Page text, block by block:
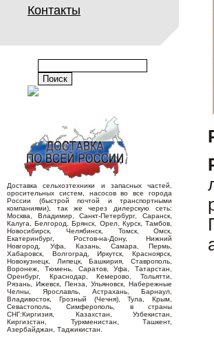
Контакты
Доставка сельхозтехники и запасных частей,
оросительных систем, насосов во все города
России (быстрой почтой и транспортными
компаниями), так же через дилерскую сеть:
Москва, Владимир, Санкт-Петербург, Саранск,
Калуга, Белгород, Брянск, Орел, Курск, Тамбов,
Новосибирск, Челябинск, Томск, Омск,
Екатеринбург, Ростов-на-Дону, Нижний
Новгород, Уфа, Казань, Самара, Пермь,
Хабаровск, Волгоград, Иркутск, Красноярск,
Новокузнецк, Липецк, Башкирия, Ставрополь,
Воронеж, Тюмень, Саратов, Уфа, Татарстан,
Оренбург, Краснодар, Кемерово, Тольятти,
Рязань, Ижевск, Пенза, Ульяновск, Набережные
Челны, Ярославль, Астрахань, Барнаул,
Владивосток, Грозный (Чечня), Тула, Крым,
Севастополь, Симферополь, в страны
СНГ:Киргизия, Казахстан, Узбекистан,
Киргизстан, Туркменистан, Ташкент,
Азербайджан, Таджикистан.